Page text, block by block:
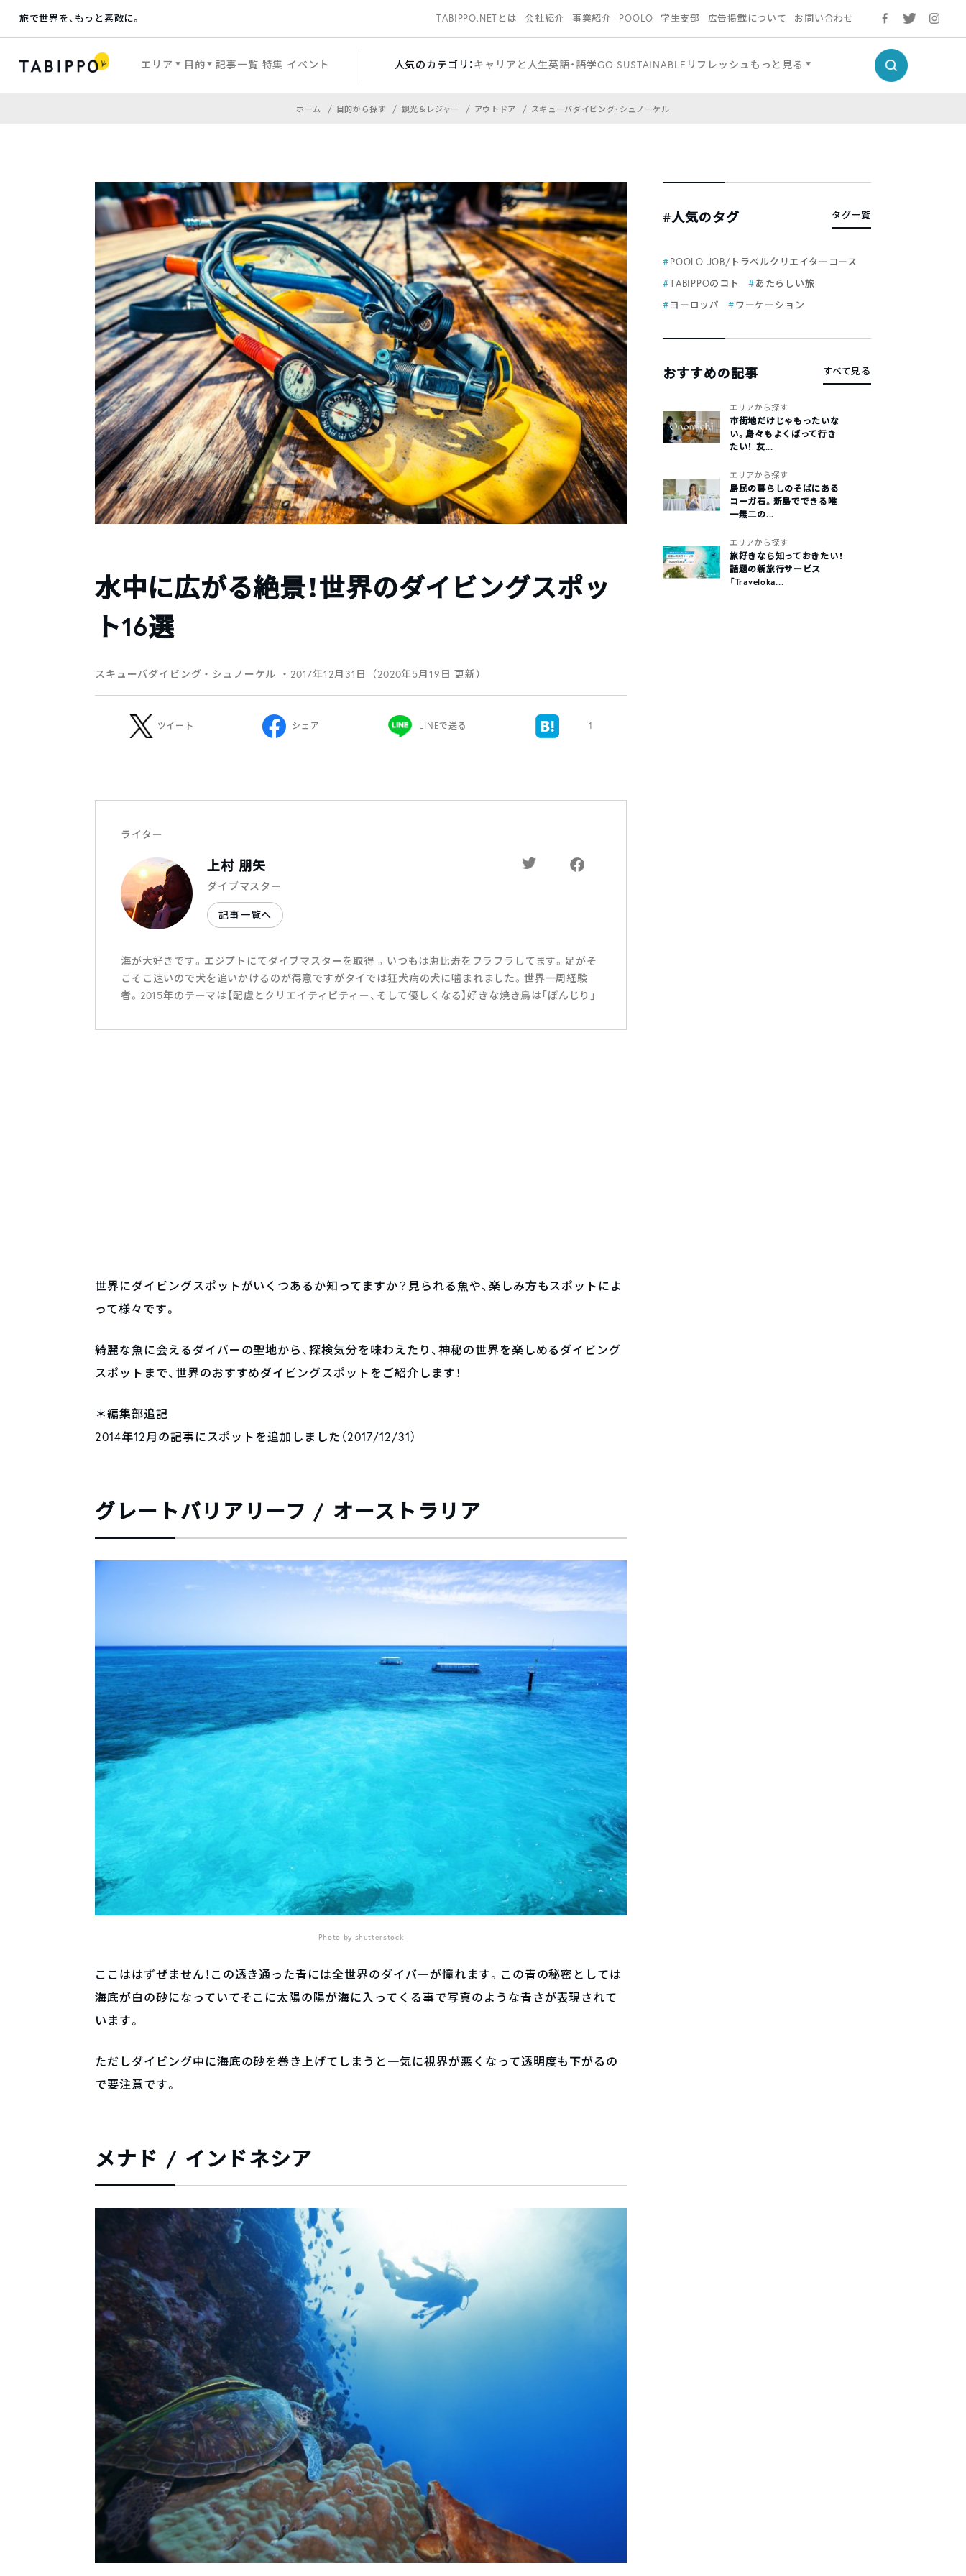
旅で世界を、もっと素敵に。 TABIPPO.NETとは 会社紹介 事業紹介 POOLO 学生支部 広告掲載について お問い合わせ
エリア 目的 記事一覧 特集 イベント 人気のカテゴリ： キャリアと人生英語・語学GO SUSTAINABLE リフレッシュ もっと見る
ホーム 目的から探す 観光＆レジャー アウトドア スキューバダイビング・シュノーケル
水中に広がる絶景！世界のダイビングスポッ
ト16選
スキューバダイビング・シュノーケル ・2017年12月31日（2020年5月19日 更新）
ツイート シェア LINEで送る 1
ライター
上村 朋矢
ダイブマスター
記事一覧へ
海が大好きです。エジプトにてダイブマスターを取得 。いつもは恵比寿をフラフラしてます。足がそ
こそこ速いので犬を追いかけるのが得意ですがタイでは狂犬病の犬に噛まれました。世界一周経験
者。2015年のテーマは【配慮とクリエイティビティー、そして優しくなる】好きな焼き鳥は｢ぼんじり｣
世界にダイビングスポットがいくつあるか知ってますか？見られる魚や、楽しみ方もスポットによ
って様々です。
綺麗な魚に会えるダイバーの聖地から、探検気分を味わえたり、神秘の世界を楽しめるダイビング
スポットまで、世界のおすすめダイビングスポットをご紹介します！
＊編集部追記
2014年12月の記事にスポットを追加しました（2017/12/31）
グレートバリアリーフ / オーストラリア
Photo by shutterstock
ここははずぜません！この透き通った青には全世界のダイバーが憧れます。この青の秘密としては
海底が白の砂になっていてそこに太陽の陽が海に入ってくる事で写真のような青さが表現されて
います。
ただしダイビング中に海底の砂を巻き上げてしまうと一気に視界が悪くなって透明度も下がるの
で要注意です。
メナド / インドネシア
#人気のタグ タグ一覧
POOLO JOB/トラベルクリエイターコース
TABIPPOのコト
あたらしい旅
ヨーロッパ
ワーケーション
おすすめの記事 すべて見る
エリアから探す
市街地だけじゃもったいな
い。島々もよくばって行き
たい！ 友...
エリアから探す
島民の暮らしのそばにある
コーガ石。新島でできる唯
一無二の...
エリアから探す
旅好きなら知っておきたい！
話題の新旅行サービス
「Traveloka...